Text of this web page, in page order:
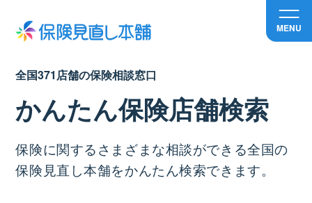
MENU
全国371店舗の保険相談窓口
かんたん保険店舗検索
保険に関するさまざまな相談ができる全国の
保険見直し本舗をかんたん検索できます。